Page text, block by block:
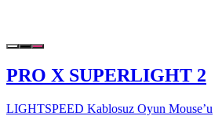
PRO X SUPERLIGHT 2
LIGHTSPEED Kablosuz Oyun Mouse’u